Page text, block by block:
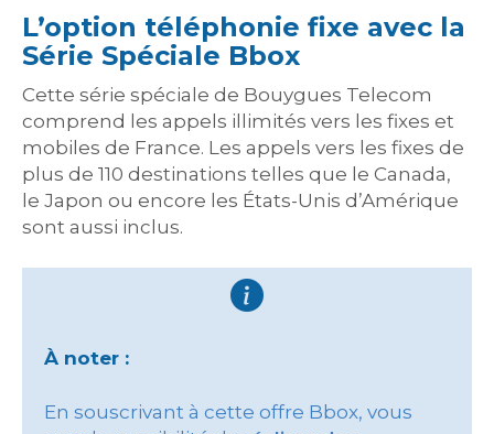
L’option téléphonie fixe avec la
Série Spéciale Bbox
Cette série spéciale de Bouygues Telecom
comprend les appels illimités vers les fixes et
mobiles de France. Les appels vers les fixes de
plus de 110 destinations telles que le Canada,
le Japon ou encore les États-Unis d’Amérique
sont aussi inclus.
À noter :
En souscrivant à cette offre Bbox, vous